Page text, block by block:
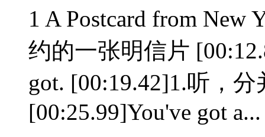
1 A Postcard from
约的一张明信片
got. [00:19.42]1.听，
[00:25.99]You've got a...